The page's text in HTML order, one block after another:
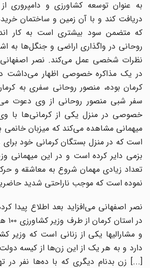
به عنوان توسعه کشاورزی و دامپروری از
دریافت کند و با آن زمین و ساختمان
که متضمن سود بیشتری است به کار
روحانی در واگذاری اراضی و جنگل‌ها به
نظرات شخصی عمل می‌کند. نصر اصفهانی
در یک مذاکره خصوصی اظهار می‌داشت در
کرمان بوده، منصور روحانی سفری به
سفر شبی منصور روحانی از وی دعوت
خصوصی در منزل یکی از کرمانی‌ها با
میهمانی مشاهده می‌کند که میزبان خانمی
است که در منزل بستگان کرمانی خود برای
بزمی دایر کرده است و در این میهمانی
تعداد زیادی مهمان شروع به معاشقه و
نموده است که موجب ناراحتی شدید
نصر اصفهانی می‌افزاید بعد اطلاع پیدا
در استان
و مشارالیها یکی از زنانی است که وزیر
دارد و به هر یک از این زن‌ها از کیسه
[...] زن بدنام دیگری که با ده‌ها نفر در